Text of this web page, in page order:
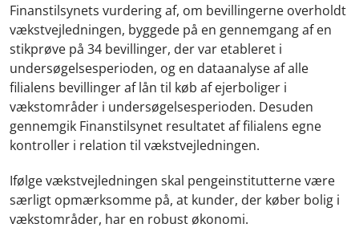
Finanstilsynets vurdering af, om bevillingerne overholdt
vækstvejledningen, byggede på en gennemgang af en
stikprøve på 34 bevillinger, der var etableret i
undersøgelsesperioden, og en dataanalyse af alle
filialens bevillinger af lån til køb af ejerboliger i
vækstområder i undersøgelsesperioden. Desuden
gennemgik Finanstilsynet resultatet af filialens egne
kontroller i relation til vækstvejledningen.
Ifølge vækstvejledningen skal pengeinstitutterne være
særligt opmærksomme på, at kunder, der køber bolig i
vækstområder, har en robust økonomi.